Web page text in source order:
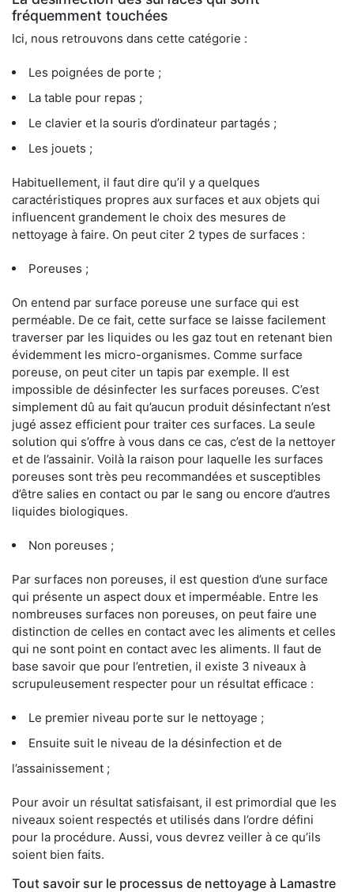
fréquemment touchées
Ici, nous retrouvons dans cette catégorie :
Les poignées de porte ;
La table pour repas ;
Le clavier et la souris d’ordinateur partagés ;
Les jouets ;
Habituellement, il faut dire qu’il y a quelques
caractéristiques propres aux surfaces et aux objets qui
influencent grandement le choix des mesures de
nettoyage à faire. On peut citer 2 types de surfaces :
Poreuses ;
On entend par surface poreuse une surface qui est
perméable. De ce fait, cette surface se laisse facilement
traverser par les liquides ou les gaz tout en retenant bien
évidemment les micro-organismes. Comme surface
poreuse, on peut citer un tapis par exemple. Il est
impossible de désinfecter les surfaces poreuses. C’est
simplement dû au fait qu’aucun produit désinfectant n’est
jugé assez efficient pour traiter ces surfaces. La seule
solution qui s’offre à vous dans ce cas, c’est de la nettoyer
et de l’assainir. Voilà la raison pour laquelle les surfaces
poreuses sont très peu recommandées et susceptibles
d’être salies en contact ou par le sang ou encore d’autres
liquides biologiques.
Non poreuses ;
Par surfaces non poreuses, il est question d’une surface
qui présente un aspect doux et imperméable. Entre les
nombreuses surfaces non poreuses, on peut faire une
distinction de celles en contact avec les aliments et celles
qui ne sont point en contact avec les aliments. Il faut de
base savoir que pour l’entretien, il existe 3 niveaux à
scrupuleusement respecter pour un résultat efficace :
Le premier niveau porte sur le nettoyage ;
Ensuite suit le niveau de la désinfection et de
l’assainissement ;
Pour avoir un résultat satisfaisant, il est primordial que les
niveaux soient respectés et utilisés dans l’ordre défini
pour la procédure. Aussi, vous devrez veiller à ce qu’ils
soient bien faits.
Tout savoir sur le processus de nettoyage à Lamastre